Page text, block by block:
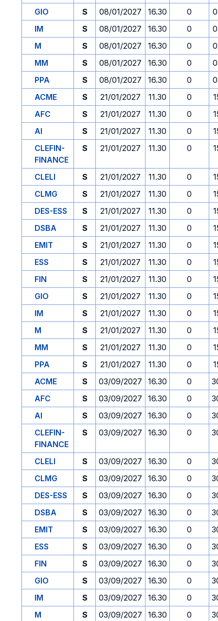
GIO
S 08/01/2027 16.30 0
IM
S 08/01/2027 16.30 0
M
S 08/01/2027 16.30 0
MM
S 08/01/2027 16.30 0
PPA
S 08/01/2027 16.30 0
ACME
S 21/01/2027 11.30 0
AFC
S 21/01/2027 11.30 0
AI
S 21/01/2027 11.30 0
CLEFIN-
FINANCE
S 21/01/2027 11.30 0
CLELI S 21/01/2027 11.30 0
CLMG
S 21/01/2027 11.30 0
DES-ESS
S 21/01/2027 11.30 0
DSBA
S 21/01/2027 11.30 0
EMIT
S 21/01/2027 11.30 0
ESS
S 21/01/2027 11.30 0
FIN
S 21/01/2027 11.30 0
GIO
S 21/01/2027 11.30 0
IM
S 21/01/2027 11.30 0
M
S 21/01/2027 11.30 0
MM
S 21/01/2027 11.30 0
PPA
S 21/01/2027 11.30 0
ACME
S 03/09/2027 16.30 0
AFC
S 03/09/2027 16.30 0
AI
S 03/09/2027 16.30 0
CLEFIN-
FINANCE
S 03/09/2027 16.30 0
CLELI S 03/09/2027 16.30 0
CLMG
S 03/09/2027 16.30 0
DES-ESS
S 03/09/2027 16.30 0
DSBA
S 03/09/2027 16.30 0
EMIT
S 03/09/2027 16.30 0
ESS
S 03/09/2027 16.30 0
FIN
S 03/09/2027 16.30 0
GIO
S 03/09/2027 16.30 0
IM
S 03/09/2027 16.30 0
M
S 03/09/2027 16.30 0